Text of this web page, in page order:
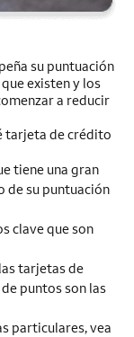
su puntuación
existen y los
a reducir
tarjeta de crédito
tiene una gran
de su puntuación
clave que son
tarjetas de
de puntos son las
particulares, vea